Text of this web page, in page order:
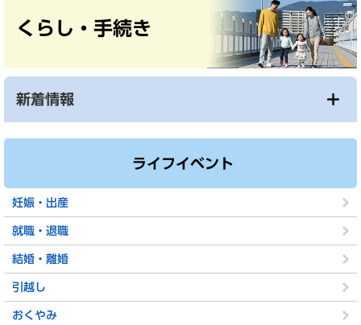
くらし・手続き
新着情報
ライフイベント
妊娠・出産
就職・退職
結婚・離婚
引越し
おくやみ